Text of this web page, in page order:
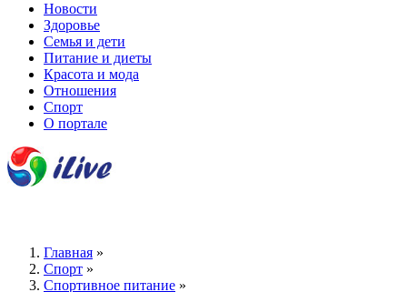
Новости
Здоровье
Семья и дети
Питание и диеты
Красота и мода
Отношения
Спорт
О портале
Главная »
Спорт »
Спортивное питание »